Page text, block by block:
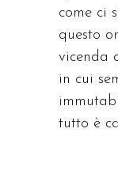
come ci
questo
vicenda
in cui
tutto è